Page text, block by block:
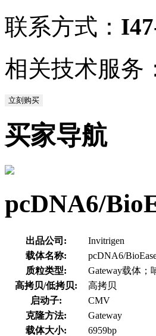
联系方式：
相关技术服务
立刻购买
买家导航
pcDNA6/
出品公司:
Invitrigen
载体名称:
pcDNA6/
质粒类型:
Gateway载体；
高拷贝/低拷贝:
高拷贝
启动子:
CMV
克隆方法:
Gateway
载体大小:
6959bp